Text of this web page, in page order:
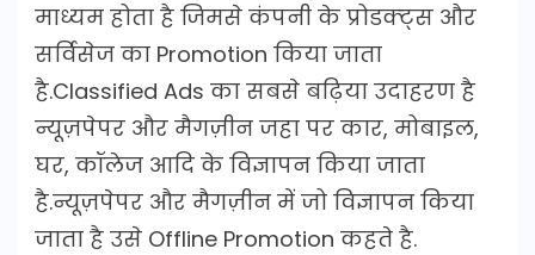
माध्यम होता है जिमसे कंपनी के प्रोडक्ट्स और
सर्विसेज का Promotion किया जाता
है.Classified Ads का सबसे बढ़िया उदाहरण है
न्यूज़पेपर और मैगज़ीन जहा पर कार, मोबाइल,
घर, कॉलेज आदि के विज्ञापन किया जाता
है.न्यूज़पेपर और मैगज़ीन में जो विज्ञापन किया
जाता है उसे Offline Promotion कहते है.